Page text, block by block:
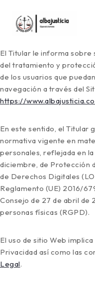
El Titular le informa
del tratamiento y
de los usuarios que
navegación a través del
https://
En este sentido, el Titular
normativa vigente en
personales, reflejada en
diciembre, de Protección
de Derechos Digitales
Reglamento (UE) 2016/
Consejo de 27 de abril de
personas físicas (RGPD).
El uso de sitio Web
Privacidad así como las
Legal.